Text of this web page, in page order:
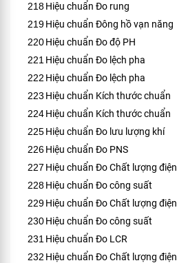
218Hiệu chuẩn Đo rung
219Hiệu chuẩn Đông hồ vạn năng
220Hiệu chuẩn Đo độ PH
221 Hiệu chuẩn Đo lệch pha
222 Hiệu chuẩn Đo lệch pha
223 Hiệu chuẩn Kích thước chuẩn
224Hiệu chuẩn Kích thước chuẩn
225Hiệu chuẩn Đo lưu lượng khí
226Hiệu chuẩn Đo PNS
227 Hiệu chuẩn Đo Chất lượng điện
228Hiệu chuẩn Đo công suất
229Hiệu chuẩn Đo Chất lượng điện
230Hiệu chuẩn Đo công suất
231 Hiệu chuẩn Đo LCR
232 Hiệu chuẩn Đo Chất lượng điện